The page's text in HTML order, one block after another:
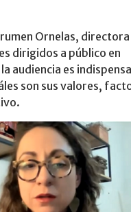
Ornelas,
dirigidos a público en
audiencia es
son sus valores,